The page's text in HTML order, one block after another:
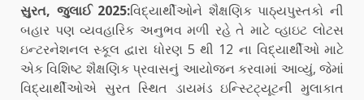
સુરત, જુલાઈ 2025:વિદ્યાર્થીઓને શૈક્ષણિક પાઠ્યપુસ્તકો ની
બહાર પણ વ્યવહારિક અનુભવ મળી રહે તે માટે વ્હાઇટ લોટસ
ઇન્ટરનેશનલ સ્કૂલ દ્વારા ધોરણ 5 થી 12 ના વિદ્યાર્થીઓ માટે
એક વિશિષ્ટ શૈક્ષણિક પ્રવાસનું આયોજન કરવામાં આવ્યું, જેમાં
વિદ્યાર્થીઓએ સુરત સ્થિત ડાયમંડ ઇન્સ્ટિટ્યૂટની મુલાકાત